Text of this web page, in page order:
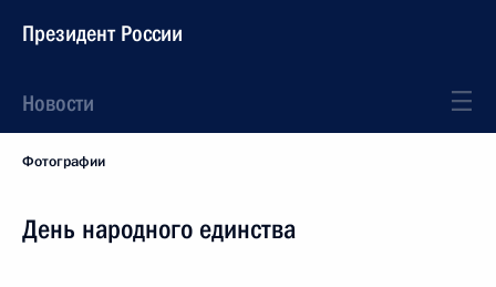
Президент России
Новости
Фотографии
День народного единства